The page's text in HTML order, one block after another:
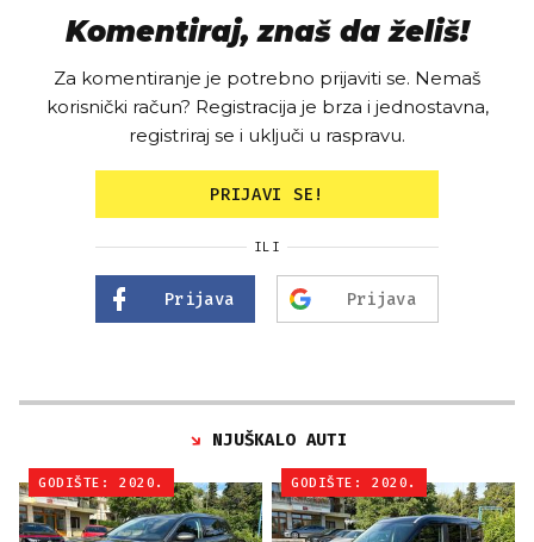
Komentiraj, znaš da želiš!
Za komentiranje je potrebno prijaviti se. Nemaš
korisnički račun? Registracija je brza i jednostavna,
registriraj se i uključi u raspravu.
PRIJAVI SE!
ILI
Prijava Prijava
NJUŠKALO AUTI
GODIŠTE: 2020. GODIŠTE: 2020.